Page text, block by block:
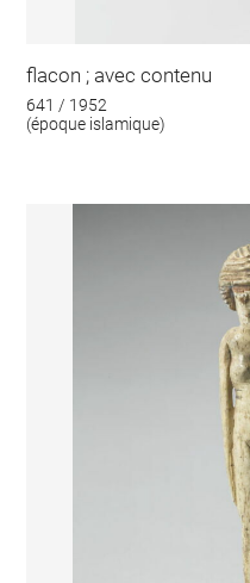
flacon ; avec contenu
641 / 1952
(époque islamique)